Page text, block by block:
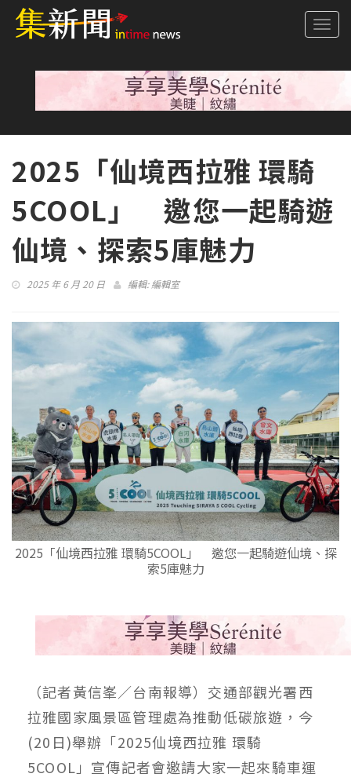
2025「仙境西拉雅 環騎
5COOL」 邀您一起騎遊
仙境、探索5庫魅力
2025 年 6 月 20 日 編輯:編輯室
2025「仙境西拉雅 環騎5COOL」 邀您一起騎遊仙境、探
索5庫魅力
（記者黃信峯／台南報導）交通部觀光署西
拉雅國家風景區管理處為推動低碳旅遊，今
(20日)舉辦「2025仙境西拉雅 環騎
5COOL」宣傳記者會邀請大家一起來騎車運